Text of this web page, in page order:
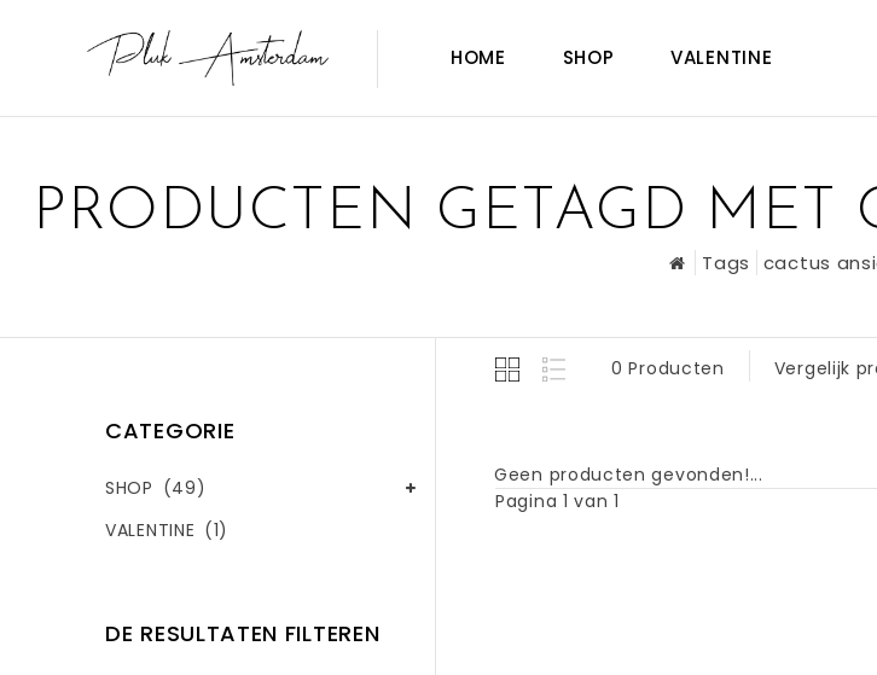
HOME SHOP VALENTINE
PRODUCTEN GETAGD MET
Tags cactus
CATEGORIE
SHOP (49)
VALENTINE (1)
DE RESULTATEN FILTEREN
0 Producten Vergelijk
Geen producten gevonden!...
Pagina 1 van 1